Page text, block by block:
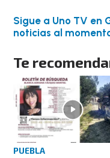
Sigue a Uno TV en
noticias al
Te
PUEBLA